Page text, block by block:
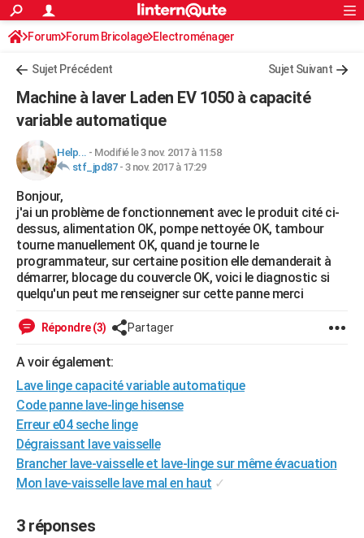
ACTUALITÉS
Politique
Société
Faits Divers
Education
Monde
Villes
+
Programme TV
Streaming
Cinéma
Sorties cinéma
Musique
FINANCE
Retraite
Impôts
Epargne
Immobilier
Risques naturels par ville
Banque
Assurance
Crédit
AUTO
Réserver un essai
Citadines
Berlines
Forum auto
Mobiles
Meilleur smartphone
Internet
Ordinateurs
Jeux vidéo
Guide high-tech
+
BRICOLAGE
Forum
Aménagement intérieur
Extérieur
Cuisine
Salle de bains
Jardinage
Rangement
WEEK-END
Guides de France
Escapades
Patrimoine
Expositions
Musées
Week-end nature
+LIFESTYLE
SANTE
Destinations
City break
Voyage nature
Voyage de noces
Forum
Climat
+PHOTO
GUIDES D'ACHAT
BONS PLANS
CARTE DE VOEUX
S'inscrire
Connexion
Forum Forum Bricolage Electroménager
Sujet Précédent Sujet Suivant
Machine à laver Laden EV 1050 à capacité
variable automatique
Help... - Modifié le 3 nov. 2017 à 11:58
stf_jpd87- 3 nov. 2017 à 17:29
Bonjour,
j'ai un problème de fonctionnement avec le produit cité ci-
dessus, alimentation OK, pompe nettoyée OK, tambour
tourne manuellement OK, quand je tourne le
programmateur, sur certaine position elle demanderait à
démarrer, blocage du couvercle OK, voici le diagnostic si
quelqu'un peut me renseigner sur cette panne merci
Répondre (3) Partager
A voir également:
Lave linge capacité variable automatique
Code panne lave-linge hisense
Erreur e04 seche linge
Dégraissant lave vaisselle
Brancher lave-vaisselle et lave-linge sur même évacuation
Mon lave-vaisselle lave mal en haut ✓
3 réponses